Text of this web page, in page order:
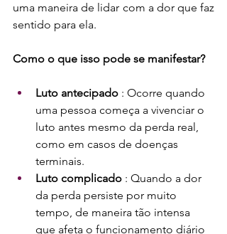
uma maneira de lidar com a dor que faz
sentido para ela.
Como o que isso pode se manifestar?
Luto antecipado : Ocorre quando
uma pessoa começa a vivenciar o
luto antes mesmo da perda real,
como em casos de doenças
terminais.
Luto complicado : Quando a dor
da perda persiste por muito
tempo, de maneira tão intensa
que afeta o funcionamento diário